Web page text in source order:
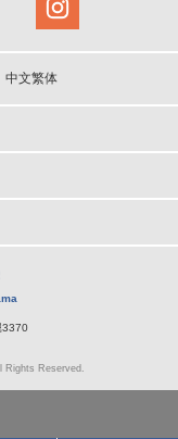
中文繁体
3370
Rights Reserved.